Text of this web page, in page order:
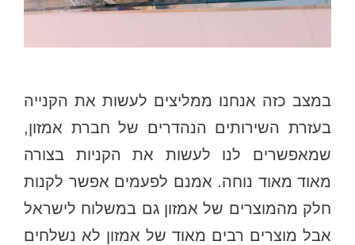
במצב כזה אנחנו ממליצים לעשות את הקנייה
בעזרת השירותים הנהדרים של חברת אמזון,
שמאפשרים לנו לעשות את הקניות בצורה
מאוד מאוד נוחה. אמנם לפעמים אפשר לקנות
חלק מהמוצרים של אמזון גם במשלוח לישראל
אבל מוצרים רבים מאוד של אמזון לא נשלחים